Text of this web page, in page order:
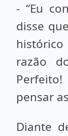
- “Eu
disse
razão
pensar
Diante